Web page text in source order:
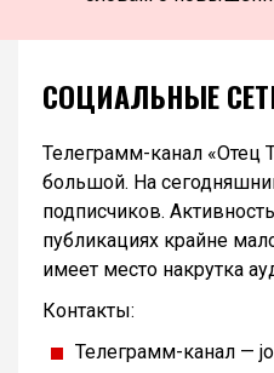
СОЦИАЛЬНЫЕ
Телеграмм-канал «Отец
большой. На
подписчиков.
публикациях крайне
имеет место накрутка
Контакты:
Телеграмм-канал —